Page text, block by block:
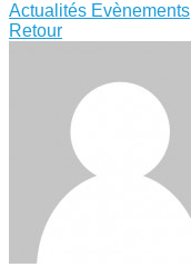
Actualités Evènements
Retour